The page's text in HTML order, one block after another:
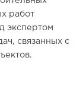
работ
экспертом
связанных с